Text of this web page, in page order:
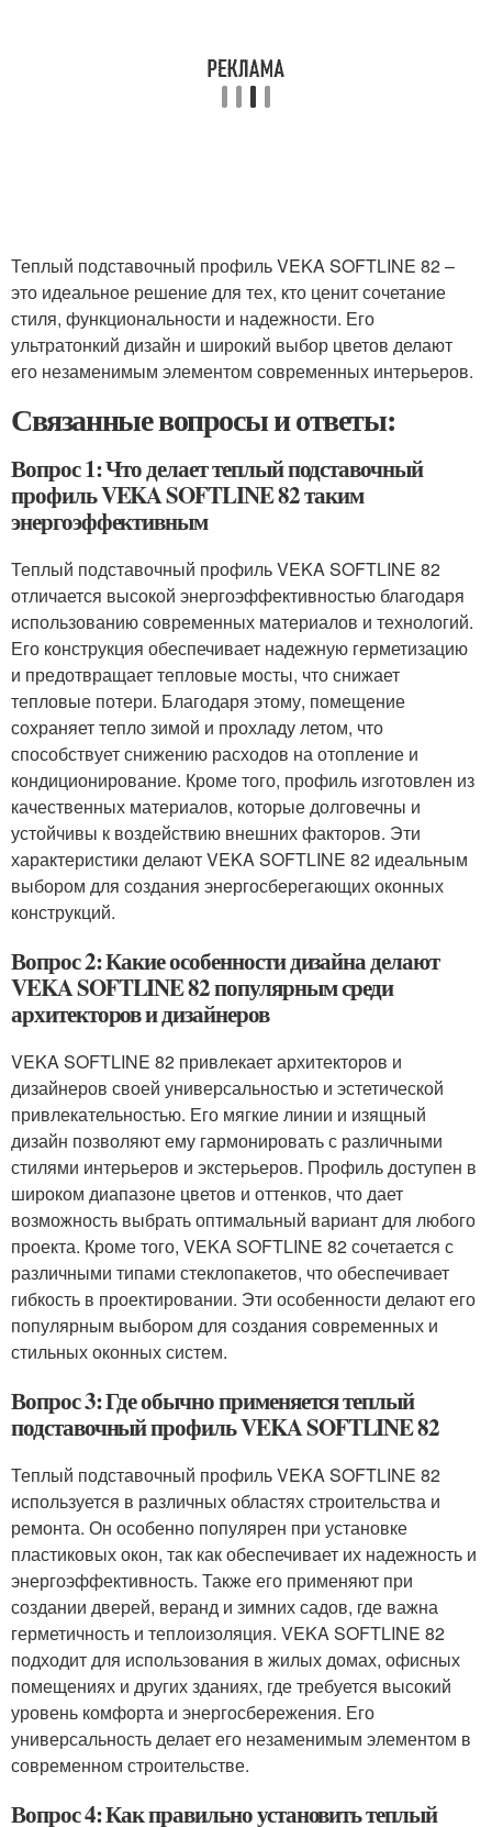
Теплый подставочный профиль VEKA SOFTLINE 82 –
это идеальное решение для тех, кто ценит сочетание
стиля, функциональности и надежности. Его
ультратонкий дизайн и широкий выбор цветов делают
его незаменимым элементом современных интерьеров.
Связанные вопросы и ответы:
Вопрос 1: Что делает теплый подставочный
профиль VEKA SOFTLINE 82 таким
энергоэффективным
Теплый подставочный профиль VEKA SOFTLINE 82
отличается высокой энергоэффективностью благодаря
использованию современных материалов и технологий.
Его конструкция обеспечивает надежную герметизацию
и предотвращает тепловые мосты, что снижает
тепловые потери. Благодаря этому, помещение
сохраняет тепло зимой и прохладу летом, что
способствует снижению расходов на отопление и
кондиционирование. Кроме того, профиль изготовлен из
качественных материалов, которые долговечны и
устойчивы к воздействию внешних факторов. Эти
характеристики делают VEKA SOFTLINE 82 идеальным
выбором для создания энергосберегающих оконных
конструкций.
Вопрос 2: Какие особенности дизайна делают
VEKA SOFTLINE 82 популярным среди
архитекторов и дизайнеров
VEKA SOFTLINE 82 привлекает архитекторов и
дизайнеров своей универсальностью и эстетической
привлекательностью. Его мягкие линии и изящный
дизайн позволяют ему гармонировать с различными
стилями интерьеров и экстерьеров. Профиль доступен в
широком диапазоне цветов и оттенков, что дает
возможность выбрать оптимальный вариант для любого
проекта. Кроме того, VEKA SOFTLINE 82 сочетается с
различными типами стеклопакетов, что обеспечивает
гибкость в проектировании. Эти особенности делают его
популярным выбором для создания современных и
стильных оконных систем.
Вопрос 3: Где обычно применяется теплый
подставочный профиль VEKA SOFTLINE 82
Теплый подставочный профиль VEKA SOFTLINE 82
используется в различных областях строительства и
ремонта. Он особенно популярен при установке
пластиковых окон, так как обеспечивает их надежность и
энергоэффективность. Также его применяют при
создании дверей, веранд и зимних садов, где важна
герметичность и теплоизоляция. VEKA SOFTLINE 82
подходит для использования в жилых домах, офисных
помещениях и других зданиях, где требуется высокий
уровень комфорта и энергосбережения. Его
универсальность делает его незаменимым элементом в
современном строительстве.
Вопрос 4: Как правильно установить теплый